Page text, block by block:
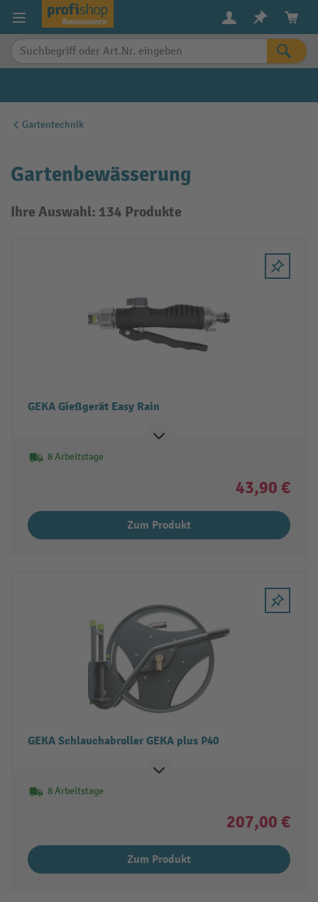
springen
Gartentechnik
Gartenbewässerung
Ihre Auswahl: 134 Produkte
GEKA Gießgerät Easy Rain
8 Arbeitstage
43,90 €
Zum Produkt
GEKA Schlauchabroller GEKA plus P40
8 Arbeitstage
207,00 €
Zum Produkt